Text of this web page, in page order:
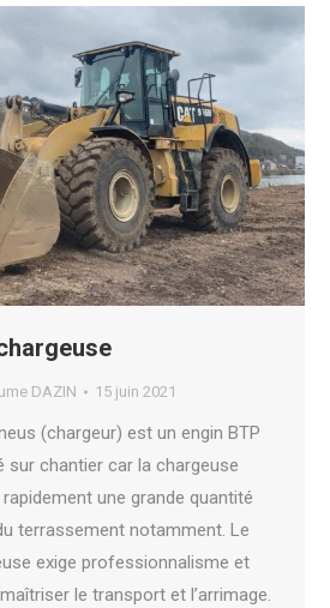
DAZIN 15 juin 2021
(chargeur) est un engin BTP
sur chantier car la chargeuse
une grande quantité
terrassement notamment. Le
exige professionnalisme et
le transport et l’arrimage.